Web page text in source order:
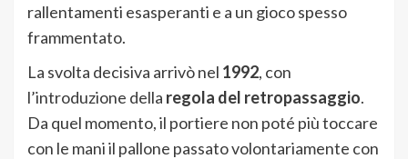
rallentamenti esasperanti e a un gioco spesso
frammentato.
La svolta decisiva arrivò nel 1992, con
l’introduzione della regola del retropassaggio.
Da quel momento, il portiere non poté più toccare
con le mani il pallone passato volontariamente con